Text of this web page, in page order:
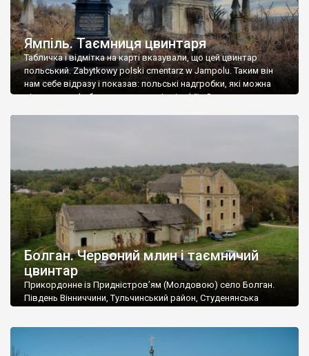
Ямпіль. Таємниця цвинтаря
Табличка і відмітка на карті вказували, що цей цвинтар
польський. Zabytkowy polski cmentarz w Jampolu. Таким він
нам себе відразу і показав: польські надгробки, які можна
віднести до фабричних, польські епітафії… Загалом цвинтар
Болган. Червоний млин і таємничий
цвинтар
Прикордонне із Придністров’ям (Молдовою) село Болган.
Південь Вінниччини, Тульчинський район, Студенянська
старовинний цвинтар із кам’яними хрестами. Всі епітафії, які
збереглися, написані кирилицею, церковнослов’янською